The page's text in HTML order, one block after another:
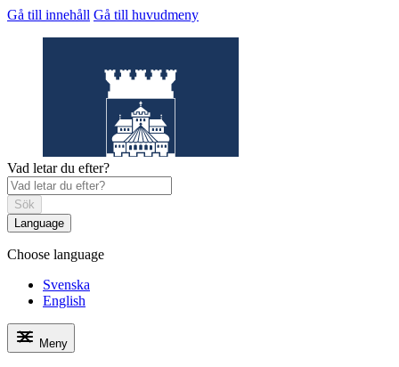
Gå till innehåll Gå till huvudmeny
Helsingborgs stadslexikon
Vad letar du efter?
Sök
Language
Choose language
Svenska
English
Meny